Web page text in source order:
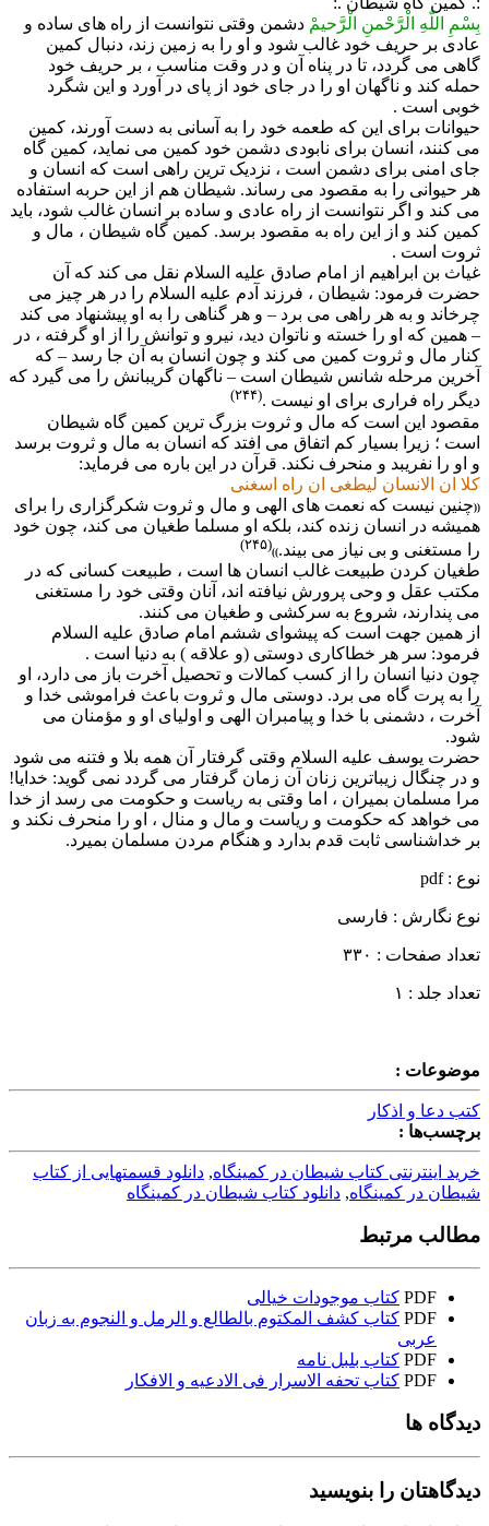
بِسْمِ اللّهِ الْرَّحْمنِ الْرَّحیمْ دشمن وقتى نتوانست از راه هاى ساده و
عادى بر حریف خود غالب شود و او را به زمین زند، دنبال کمین
گاهى مى گردد، تا در پناه آن و در وقت مناسب ، بر حریف خود
حمله کند و ناگهان او را در جاى خود از پاى در آورد و این شگرد
خوبى است .
حیوانات براى این که طعمه خود را به آسانى به دست آورند، کمین
مى کنند، انسان براى نابودى دشمن خود کمین مى نماید، کمین گاه
جاى امنى براى دشمن است ، نزدیک ترین راهى است که انسان و
هر حیوانى را به مقصود مى رساند. شیطان هم از این حربه استفاده
مى کند و اگر نتوانست از راه عادى و ساده بر انسان غالب شود، باید
کمین کند و از این راه به مقصود برسد. کمین گاه شیطان ، مال و
ثروت است .
غیاث بن ابراهیم از امام صادق علیه السلام نقل مى کند که آن
حضرت فرمود: شیطان ، فرزند آدم علیه السلام را در هر چیز مى
چرخاند و به هر راهى مى برد – و هر گناهى را به او پیشنهاد مى کند
– همین که او را خسته و ناتوان دید، نیرو و توانش را از او گرفته ، در
کنار مال و ثروت کمین مى کند و چون انسان به آن جا رسد – که
آخرین مرحله شانس شیطان است – ناگهان گریبانش را مى گیرد که
دیگر راه فرارى براى او نیست .(۲۴۴)
مقصود این است که مال و ثروت بزرگ ترین کمین گاه شیطان
است ؛ زیرا بسیار کم اتفاق مى افتد که انسان به مال و ثروت برسد
و او را نفریبد و منحرف نکند. قرآن در این باره مى فرماید:
کلا ان الانسان لیطغى ان راه اسغنى
((چنین نیست که نعمت هاى الهى و مال و ثروت شکرگزارى را براى
همیشه در انسان زنده کند، بلکه او مسلما طغیان مى کند، چون خود
را مستغنى و بى نیاز مى بیند.))
(۲۴۵)
طغیان کردن طبیعت غالب انسان ها است ، طبیعت کسانى که در
مکتب عقل و وحى پرورش نیافته اند، آنان وقتى خود را مستغنى
مى پندارند، شروع به سرکشى و طغیان مى کنند.
از همین جهت است که پیشواى ششم امام صادق علیه السلام
فرمود: سر هر خطاکارى دوستى (و علاقه ) به دنیا است .
چون دنیا انسان را از کسب کمالات و تحصیل آخرت باز مى دارد، او
را به پرت گاه مى برد. دوستى مال و ثروت باعث فراموشى خدا و
آخرت ، دشمنى با خدا و پیامبران الهى و اولیاى او و مؤمنان مى
شود.
حضرت یوسف علیه السلام وقتى گرفتار آن همه بلا و فتنه مى شود
و در چنگال زیباترین زنان آن زمان گرفتار مى گردد نمى گوید: خدایا!
مرا مسلمان بمیران ، اما وقتى به ریاست و حکومت مى رسد از خدا
مى خواهد که حکومت و ریاست و مال و منال ، او را منحرف نکند و
بر خداشناسى ثابت قدم بدارد و هنگام مردن مسلمان بمیرد.
نوع : pdf
نوع نگارش : فارسی
تعداد صفحات : ۳۳۰
تعداد جلد : ۱
موضوعات :
کتب دعا و اذکار
برچسب‌ها :
خرید اینترنتی کتاب شیطان در کمینگاه, دانلود قسمتهایی از کتاب
شیطان در کمینگاه, دانلود کتاب شیطان در کمینگاه
مطالب مرتبط
PDF کتاب موجودات خیالی
PDF کتاب کشف المکتوم بالطالع و الرمل و النجوم به زبان
عربی
PDF کتاب بلبل نامه
PDF کتاب تحفه الاسرار فی الادعیه و الافکار
دیدگاه ها
دیدگاهتان را بنویسید